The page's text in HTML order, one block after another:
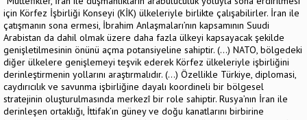
için Körfez İşbirliği Konseyi (KİK) ülkeleriyle birlikte çalışabilirler. İran ile
çatışmanın sona ermesi, İbrahim Anlaşmaları’nın kapsamının Suudi
Arabistan da dahil olmak üzere daha fazla ülkeyi kapsayacak şekilde
genişletilmesinin önünü açma potansiyeline sahiptir. (…) NATO, bölgedeki
diğer ülkelere genişlemeyi teşvik ederek Körfez ülkeleriyle işbirliğini
derinleştirmenin yollarını araştırmalıdır. (…) Özellikle Türkiye, diplomasi,
caydırıcılık ve savunma işbirliğine dayalı koordineli bir bölgesel
stratejinin oluşturulmasında merkezî bir role sahiptir. Rusya’nın İran ile
derinleşen ortaklığı, İttifak’ın güney ve doğu kanatlarını birbirine